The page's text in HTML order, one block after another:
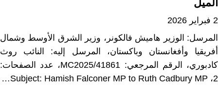
الميل
2 فبراير 2026
المرسل: الوزير هاميش فالكونر، وزير الشرق الأوسط وشمال
أفريقيا وأفغانستان وباكستان، المرسل إليه: النائب روث
كادبوري، الرقم المرجعي: MC2025/41861، عدد الصفحات:
2، Subject: Hamish Falconer MP to Ruth Cadbury MP…